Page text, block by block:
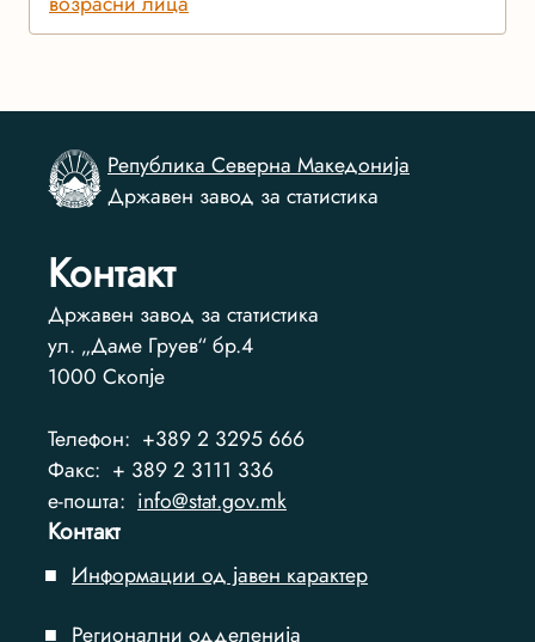
Република Северна Македонија
Државен завод за статистика
Контакт
Државен завод за статистика
ул. „Даме Груев“ бр.4
1000 Скопје
Телефон: +389 2 3295 666
Факс: + 389 2 3111 336
e-пошта: info@stat.gov.mk
Контакт
Информации од јавен карактер
Регионални одделенија